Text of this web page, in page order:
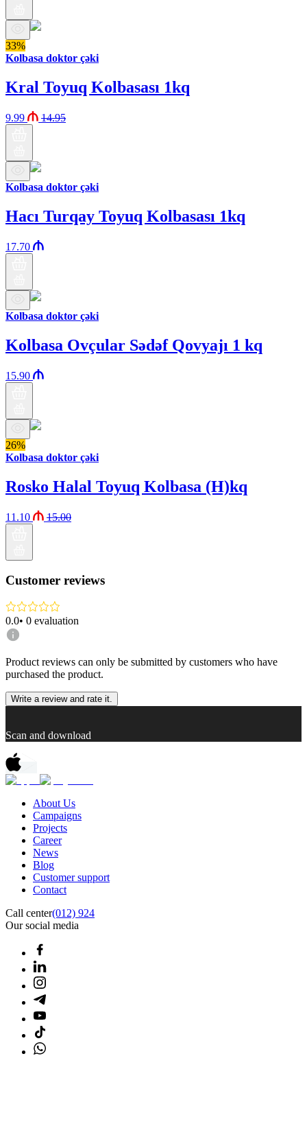
33%
Kolbasa doktor çəki
Kral Toyuq Kolbasası 1kq
9.99 14.95
Kolbasa doktor çəki
Hacı Turqay Toyuq Kolbasası 1kq
17.70
Kolbasa doktor çəki
Kolbasa Ovçular Sədəf Qovyajı 1 kq
15.90
26%
Kolbasa doktor çəki
Rosko Halal Toyuq Kolbasa (H)kq
11.10 15.00
Customer reviews
0.0• 0 evaluation
Product reviews can only be submitted by customers who have
purchased the product.
Write a review and rate it.
Scan and download
About Us
Campaigns
Projects
Career
News
Blog
Customer support
Contact
Call center(012) 924
Our social media